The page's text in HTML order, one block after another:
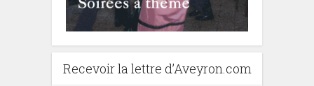
Recevoir la lettre d’Aveyron.com